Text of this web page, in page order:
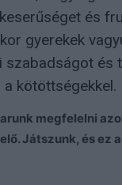
és
gyerekek
és
kötöttségekkel.
megfelelni
Játszunk, és ez